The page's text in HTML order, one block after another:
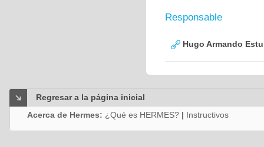
Responsable
Hugo Armando
Regresar a la página inicial
Acerca de Hermes: ¿Qué es HERMES? | Instructivos